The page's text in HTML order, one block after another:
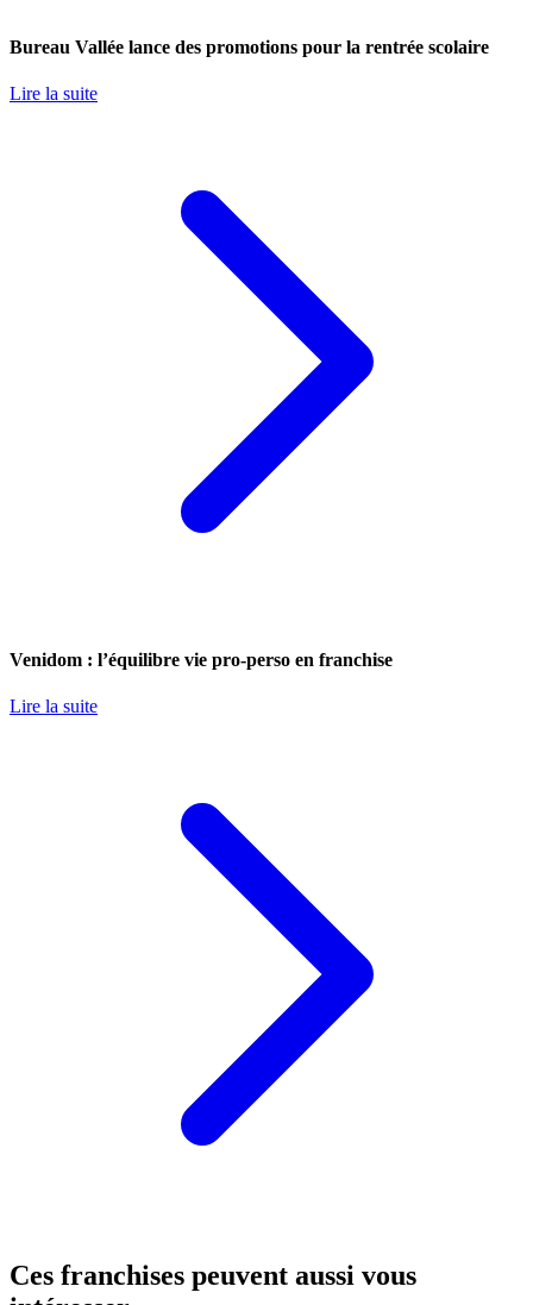
Bureau Vallée lance des promotions pour la rentrée scolaire
Lire la suite
Venidom : l’équilibre vie pro-perso en franchise
Lire la suite
Ces franchises peuvent aussi vous